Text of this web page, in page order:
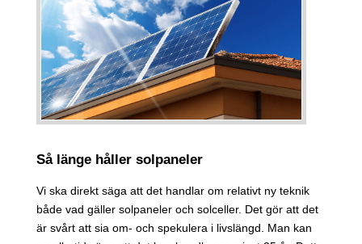
Så länge håller solpaneler
Vi ska direkt säga att det handlar om relativt ny teknik
både vad gäller solpaneler och solceller. Det gör att det
är svårt att sia om- och spekulera i livslängd. Man kan